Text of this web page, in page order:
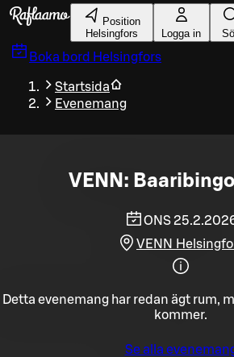
Gå till huvudinnehållet
Position
Helsingfors
Logga in
Boka bord Helsingfors
Startsida
Evenemang
VENN:
ONS
VENN
Detta evenemang har redan ägt rum,
kommer.
Se alla